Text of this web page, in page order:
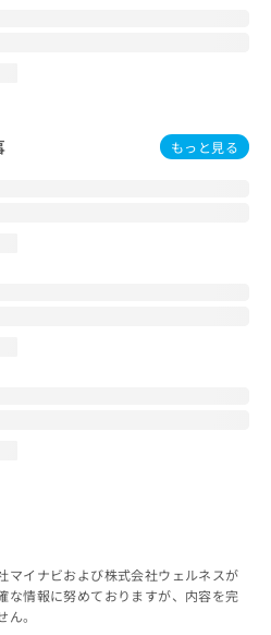
もっと見る
マイナビおよび株式会社ウェルネスが
な情報に努めておりますが、内容を完
。